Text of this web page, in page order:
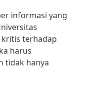
informasi yang
kritis terhadap
harus
tidak hanya